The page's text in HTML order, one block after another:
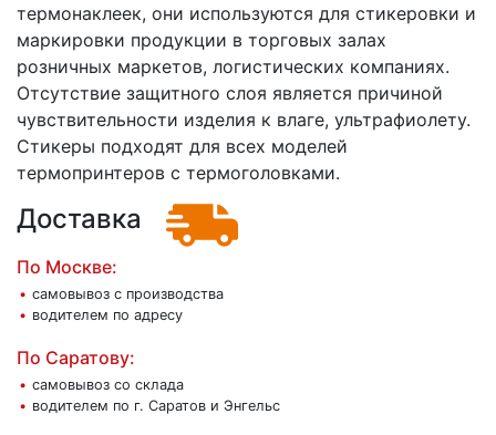
термонаклеек, они используются для стикеровки и
маркировки продукции в торговых залах
розничных маркетов, логистических компаниях.
Отсутствие защитного слоя является причиной
чувствительности изделия к влаге, ультрафиолету.
Стикеры подходят для всех моделей
термопринтеров с термоголовками.
Доставка
По Москве:
самовывоз с производства
водителем по адресу
По Саратову:
самовывоз со склада
водителем по г. Саратов и Энгельс